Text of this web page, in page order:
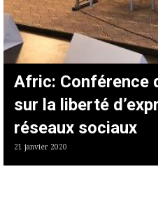
Afric: Conférence
sur la liberté
réseaux sociaux
21 janvier 2020